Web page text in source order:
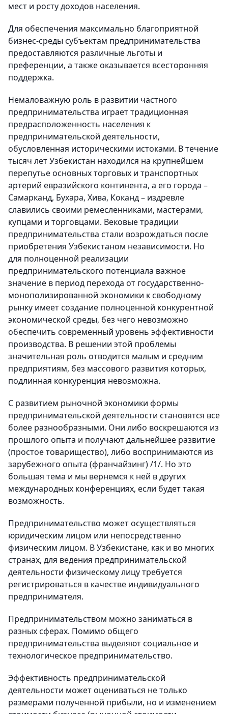
мест и росту доходов населения.
Для обеспечения максимально благоприятной
бизнес-среды субъектам предпринимательства
предоставляются различные льготы и
преференции, а также оказывается всесторонняя
поддержка.
Немаловажную роль в развитии частного
предпринимательства играет традиционная
предрасположенность населения к
предпринимательской деятельности,
обусловленная историческими истоками. В течение
тысяч лет Узбекистан находился на крупнейшем
перепутье основных торговых и транспортных
артерий евразийского континента, а его города –
Самарканд, Бухара, Хива, Коканд – издревле
славились своими ремесленниками, мастерами,
купцами и торговцами. Вековые традиции
предпринимательства стали возрождаться после
приобретения Узбекистаном независимости. Но
для полноценной реализации
предпринимательского потенциала важное
значение в период перехода от государственно-
монополизированной экономики к свободному
рынку имеет создание полноценной конкурентной
экономической среды, без чего невозможно
обеспечить современный уровень эффективности
производства. В решении этой проблемы
значительная роль отводится малым и средним
предприятиям, без массового развития которых,
подлинная конкуренция невозможна.
С развитием рыночной экономики формы
предпринимательской деятельности становятся все
более разнообразными. Они либо воскрешаются из
прошлого опыта и получают дальнейшее развитие
(простое товарищество), либо воспринимаются из
зарубежного опыта (франчайзинг) /1/. Но это
большая тема и мы вернемся к ней в других
международных конференциях, если будет такая
возможность.
Предпринимательство может осуществляться
юридическим лицом или непосредственно
физическим лицом. В Узбекистане, как и во многих
странах, для ведения предпринимательской
деятельности физическому лицу требуется
регистрироваться в качестве индивидуального
предпринимателя.
Предпринимательством можно заниматься в
разных сферах. Помимо общего
предпринимательства выделяют социальное и
технологическое предпринимательство.
Эффективность предпринимательской
деятельности может оцениваться не только
размерами полученной прибыли, но и изменением